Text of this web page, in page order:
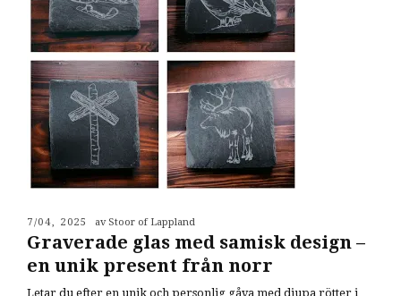
7/04, 2025 av Stoor of Lappland
Graverade glas med samisk design –
en unik present från norr
Letar du efter en unik och personlig gåva med djupa rötter i